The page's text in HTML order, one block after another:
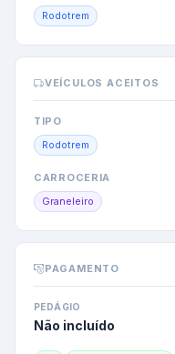
Rodotrem
VEÍCULOS ACEITOS
TIPO
Rodotrem
CARROCERIA
Graneleiro
PAGAMENTO
PEDÁGIO
Não incluído